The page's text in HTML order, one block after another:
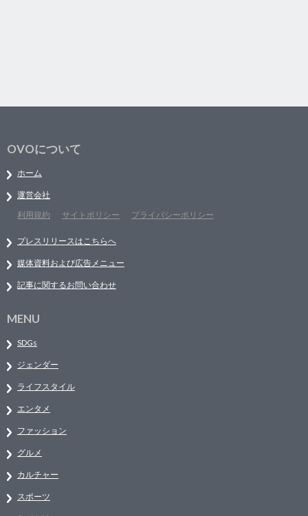
OVOについて
ホーム
運営会社
利用規約
サイトポリシー プライバシーポリシー
プレスリリースはこちらへ
媒体資料および広告メニュー
記事に関するお問い合わせ
MENU
SDGs
ジェンダー
ライフスタイル
エンタメ
ファッション
グルメ
カルチャー
スポーツ